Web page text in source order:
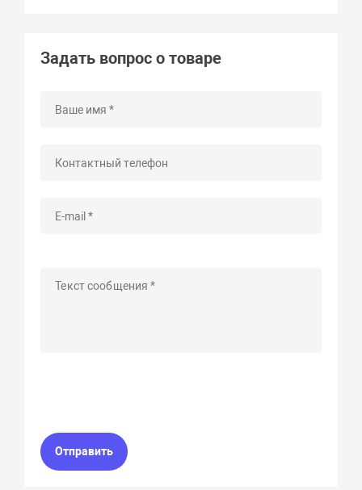
Задать вопрос о товаре
Отправить